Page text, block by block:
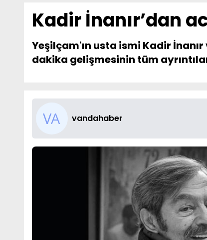
Kadir İnanır’dan
Yeşilçam'ın usta ismi Kadir
dakika gelişmesinin tüm
vandahaber